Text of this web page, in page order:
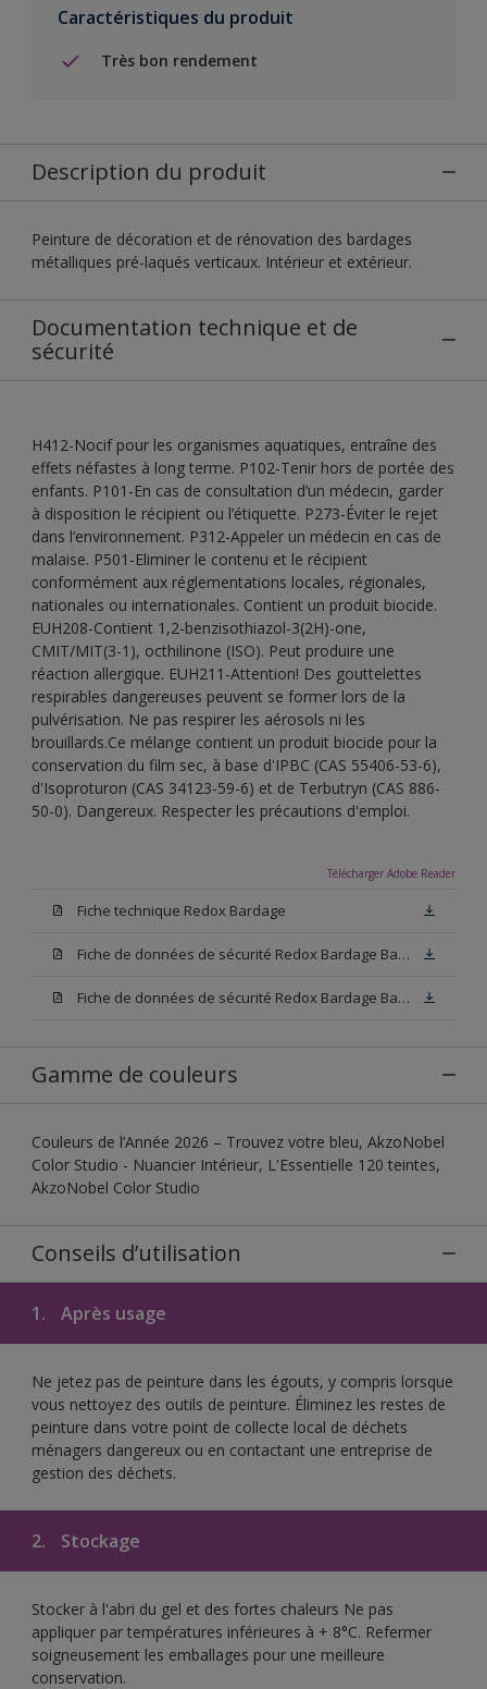
Caractéristiques du produit
Très bon rendement
Description du produit
Peinture de décoration et de rénovation des bardages
métalliques pré-laqués verticaux. Intérieur et extérieur.
Documentation technique et de
sécurité
H412-Nocif pour les organismes aquatiques, entraîne des
effets néfastes à long terme. P102-Tenir hors de portée des
enfants. P101-En cas de consultation d’un médecin, garder
à disposition le récipient ou l’étiquette. P273-Éviter le rejet
dans l’environnement. P312-Appeler un médecin en cas de
malaise. P501-Eliminer le contenu et le récipient
conformément aux réglementations locales, régionales,
nationales ou internationales. Contient un produit biocide.
EUH208-Contient 1,2-benzisothiazol-3(2H)-one,
CMIT/MIT(3-1), octhilinone (ISO). Peut produire une
réaction allergique. EUH211-Attention! Des gouttelettes
respirables dangereuses peuvent se former lors de la
pulvérisation. Ne pas respirer les aérosols ni les
brouillards.Ce mélange contient un produit biocide pour la
conservation du film sec, à base d'IPBC (CAS 55406-53-6),
d'Isoproturon (CAS 34123-59-6) et de Terbutryn (CAS 886-
50-0). Dangereux. Respecter les précautions d'emploi.
Télécharger Adobe Reader
Fiche technique Redox Bardage
Fiche de données de sécurité Redox Bardage Base N00
Fiche de données de sécurité Redox Bardage Base W05
Gamme de couleurs
Couleurs de l’Année 2026 – Trouvez votre bleu, AkzoNobel
Color Studio - Nuancier Intérieur, L'Essentielle 120 teintes,
AkzoNobel Color Studio
Conseils d’utilisation
1. Après usage
Ne jetez pas de peinture dans les égouts, y compris lorsque
vous nettoyez des outils de peinture. Éliminez les restes de
peinture dans votre point de collecte local de déchets
ménagers dangereux ou en contactant une entreprise de
gestion des déchets.
2. Stockage
Stocker à l'abri du gel et des fortes chaleurs Ne pas
appliquer par températures inférieures à + 8°C. Refermer
soigneusement les emballages pour une meilleure
conservation.